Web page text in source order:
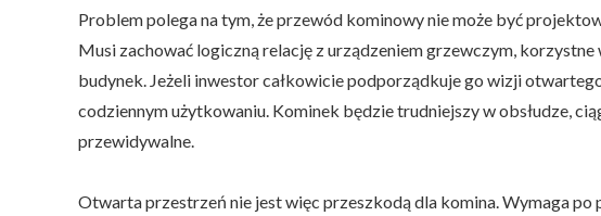
e
t
c
a
ł
r
Problem polega na tym, że przewód kominowy nie może być
Musi zachować logiczną relację z urządzeniem grzewczym,
budynek. Jeżeli inwestor całkowicie podporządkuje go wizji
codziennym użytkowaniu. Kominek będzie trudniejszy w obsłudze,
przewidywalne.
Otwarta przestrzeń nie jest więc przeszkodą dla komina. Wymaga